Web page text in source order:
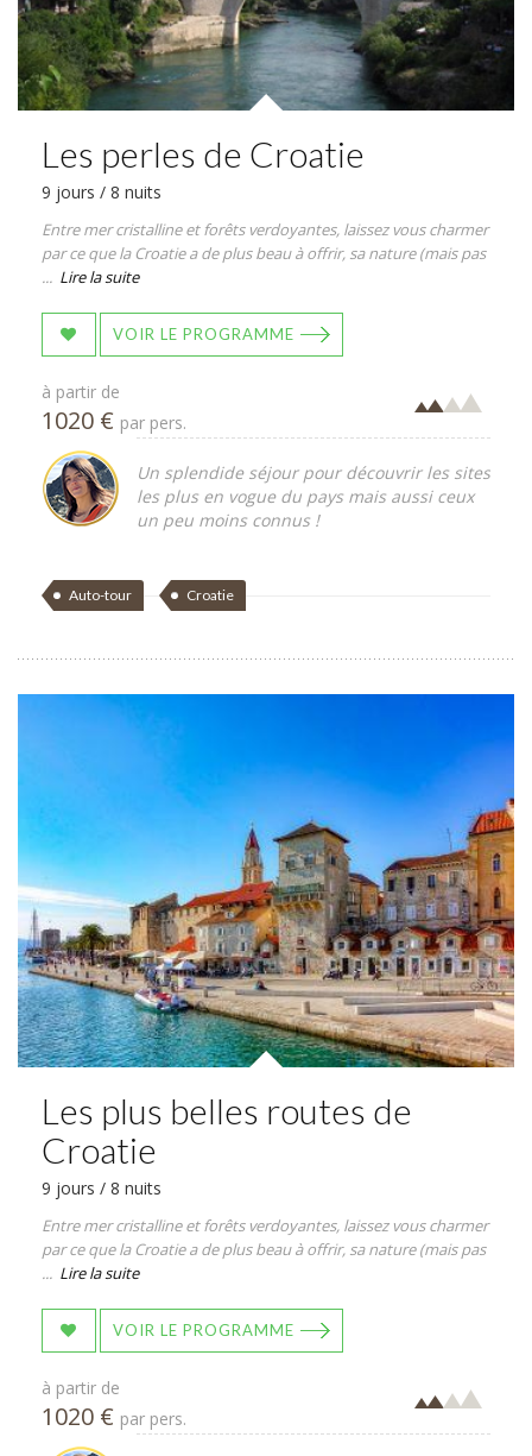
Les perles de Croatie
9 jours / 8 nuits
Entre mer cristalline et forêts verdoyantes, laissez vous charmer
par ce que la Croatie a de plus beau à offrir, sa nature (mais pas
... Lire la suite
VOIR LE PROGRAMME
à partir de
1020 € par pers.
Un splendide séjour pour découvrir les sites
les plus en vogue du pays mais aussi ceux
un peu moins connus !
Auto-tour Croatie
Les plus belles routes de
Croatie
9 jours / 8 nuits
Entre mer cristalline et forêts verdoyantes, laissez vous charmer
par ce que la Croatie a de plus beau à offrir, sa nature (mais pas
... Lire la suite
VOIR LE PROGRAMME
à partir de
1020 € par pers.